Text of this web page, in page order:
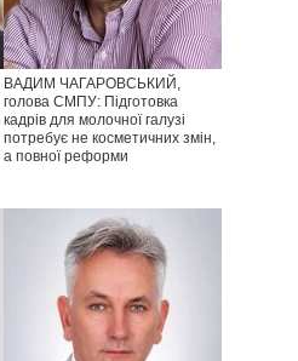
ВАДИМ ЧАГАРОВСЬКИЙ,
голова СМПУ: Підготовка
кадрів для молочної галузі
потребує не косметичних змін,
а повної реформи